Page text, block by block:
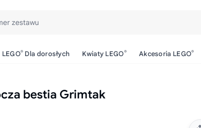
zestawu
LEGO® Dla dorosłych Kwiaty LEGO® Akcesoria LEGO®
bestia Grimtak